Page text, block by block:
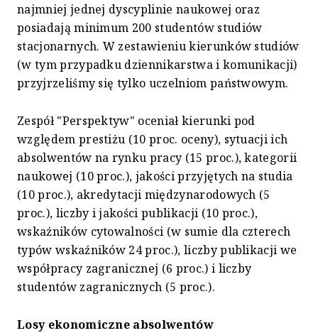
najmniej jednej dyscyplinie naukowej oraz
posiadają minimum 200 studentów studiów
stacjonarnych. W zestawieniu kierunków studiów
(w tym przypadku dziennikarstwa i komunikacji)
przyjrzeliśmy się tylko uczelniom państwowym.
Zespół "Perspektyw" oceniał kierunki pod
względem prestiżu (10 proc. oceny), sytuacji ich
absolwentów na rynku pracy (15 proc.), kategorii
naukowej (10 proc.), jakości przyjętych na studia
(10 proc.), akredytacji międzynarodowych (5
proc.), liczby i jakości publikacji (10 proc.),
wskaźników cytowalności (w sumie dla czterech
typów wskaźników 24 proc.), liczby publikacji we
współpracy zagranicznej (6 proc.) i liczby
studentów zagranicznych (5 proc.).
Losy ekonomiczne absolwentów